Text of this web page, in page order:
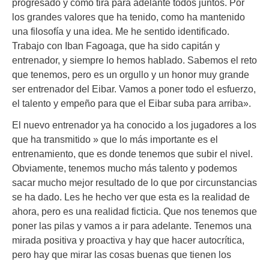
progresado y como tira para adelante todos juntos. Por
los grandes valores que ha tenido, como ha mantenido
una filosofía y una idea. Me he sentido identificado.
Trabajo con Iban Fagoaga, que ha sido capitán y
entrenador, y siempre lo hemos hablado. Sabemos el reto
que tenemos, pero es un orgullo y un honor muy grande
ser entrenador del Eibar. Vamos a poner todo el esfuerzo,
el talento y empeño para que el Eibar suba para arriba».
El nuevo entrenador ya ha conocido a los jugadores a los
que ha transmitido » que lo más importante es el
entrenamiento, que es donde tenemos que subir el nivel.
Obviamente, tenemos mucho más talento y podemos
sacar mucho mejor resultado de lo que por circunstancias
se ha dado. Les he hecho ver que esta es la realidad de
ahora, pero es una realidad ficticia. Que nos tenemos que
poner las pilas y vamos a ir para adelante. Tenemos una
mirada positiva y proactiva y hay que hacer autocrítica,
pero hay que mirar las cosas buenas que tienen los